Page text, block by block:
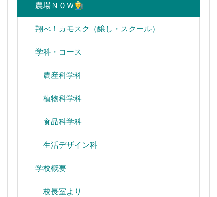
農場ＮＯＷ👨‍🌾
翔べ！カモスク（醸し・スクール）
学科・コース
農産科学科
植物科学科
食品科学科
生活デザイン科
学校概要
校長室より